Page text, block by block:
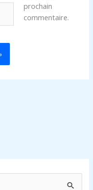
prochain
commentaire.